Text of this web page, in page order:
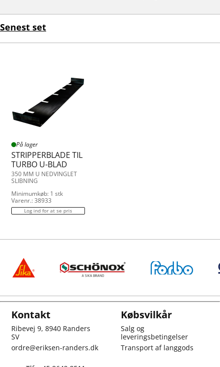
Senest set
På lager
STRIPPERBLADE TIL
TURBO U-BLAD
350 MM U NEDVINGLET
SLIBNING
Minimumkøb: 1 stk
Varenr.: 38933
Log ind for at se pris
Kontakt
Ribevej 9, 8940 Randers
SV
ordre@eriksen-randers.dk
Købsvilkår
Salg og
leveringsbetingelser
Transport af langgods